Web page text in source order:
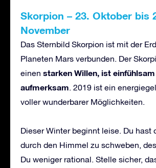
Skorpion – 23. Oktober bis
November
Das Sternbild Skorpion ist mit der
Planeten Mars verbunden. Der
einen starken Willen, ist einfühlsam
aufmerksam. 2019 ist ein
voller wunderbarer Möglichkeiten.
Dieser Winter beginnt leise. Du hast
durch den Himmel zu schweben,
Du weniger rational. Stelle sicher,